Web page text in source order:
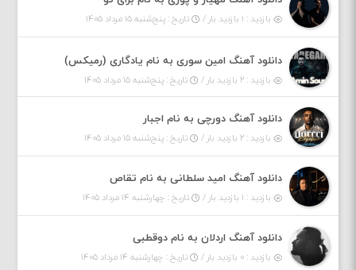
بازدید : ۱ بازدید بار / تاریخ : پنج‌شنبه ۱۵ مرداد ۱۴۰۵
دانلود آهنگ امین سوری به نام یادگاری (رمیکس)
بازدید : ۲ بازدید بار / تاریخ : پنج‌شنبه ۱۵ مرداد ۱۴۰۵
دانلود آهنگ دورچی به نام اجبار
بازدید : ۲ بازدید بار / تاریخ : پنج‌شنبه ۱۵ مرداد ۱۴۰۵
دانلود آهنگ امید سلطانی به نام تقاص
بازدید : ۱ بازدید بار / تاریخ : چهارشنبه ۱۴ مرداد ۱۴۰۵
دانلود آهنگ اردلان به نام دوقطبی
بازدید : ۰ بازدید بار / تاریخ : چهارشنبه ۱۴ مرداد ۱۴۰۵